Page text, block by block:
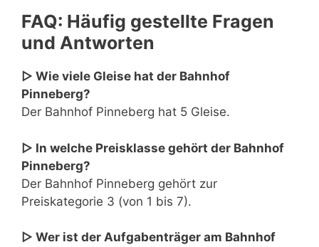
FAQ: Häufig gestellte Fragen
und Antworten
▷ Wie viele Gleise hat der Bahnhof
Pinneberg?
Der Bahnhof Pinneberg hat 5 Gleise.
▷ In welche Preisklasse gehört der Bahnhof
Pinneberg?
Der Bahnhof Pinneberg gehört zur
Preiskategorie 3 (von 1 bis 7).
▷ Wer ist der Aufgabenträger am Bahnhof